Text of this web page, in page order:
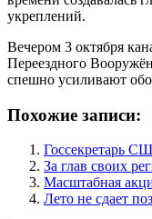
укреплений.
Вечером 3 октября
Переездного
спешно усиливают
Похожие записи:
Госсекретарь
За глав своих
Масштабная
Лето не сдает